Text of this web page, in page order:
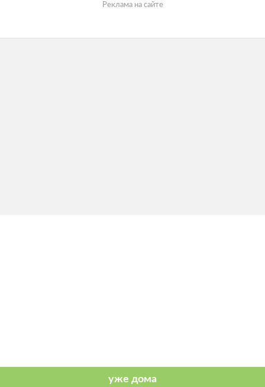
Реклама на сайте